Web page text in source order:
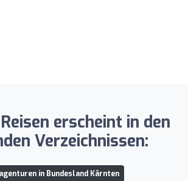
erscheint in den
Verzeichnissen:
in Bundesland Kärnten